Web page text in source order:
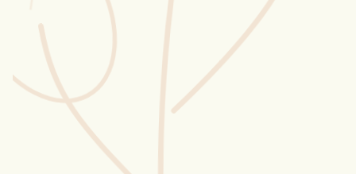
Sammlungen
Selber machen
Glossar